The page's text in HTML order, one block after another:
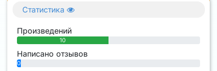
Статистика
Произведений
10
Написано отзывов
0